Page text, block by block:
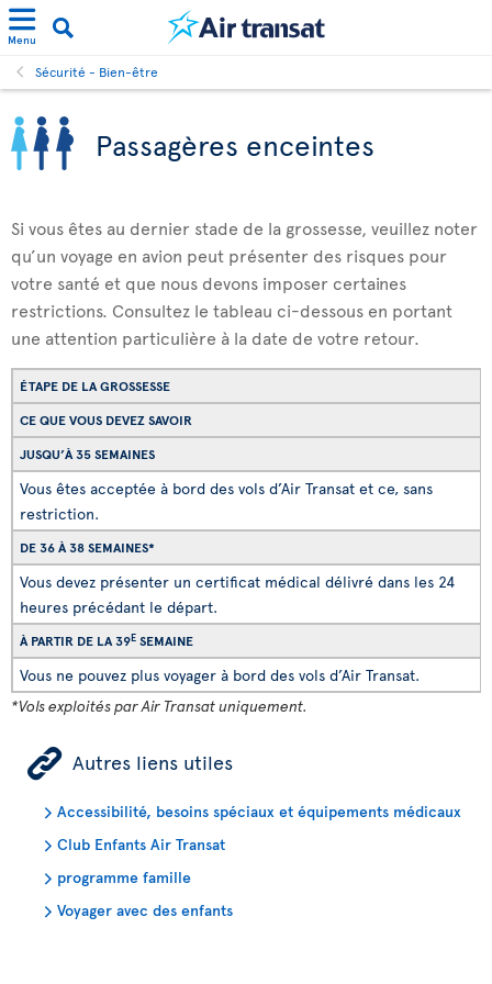
Menu
Sécurité - Bien-être
Passagères enceintes
Si vous êtes au dernier stade de la grossesse, veuillez noter
qu’un voyage en avion peut présenter des risques pour
votre santé et que nous devons imposer certaines
restrictions. Consultez le tableau ci-dessous en portant
une attention particulière à la date de votre retour.
ÉTAPE DE LA GROSSESSE
CE QUE VOUS DEVEZ SAVOIR
JUSQU’À 35 SEMAINES
Vous êtes acceptée à bord des vols d’Air Transat et ce, sans
restriction.
DE 36 À 38 SEMAINES*
Vous devez présenter un certificat médical délivré dans les 24
heures précédant le départ.
À PARTIR DE LA 39E SEMAINE
Vous ne pouvez plus voyager à bord des vols d’Air Transat.
*Vols exploités par Air Transat uniquement.
ÿ Autres liens utiles
Accessibilité, besoins spéciaux et équipements médicaux
Club Enfants Air Transat
programme famille
Voyager avec des enfants